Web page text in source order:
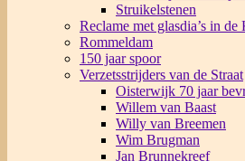
Struikelstenen
Reclame met glasdia’s in
Rommeldam
150 jaar spoor
Verzetsstrijders van de Straat
Oisterwijk 70 jaar
Willem van Baast
Willy van Breemen
Wim Brugman
Jan Brunnekreef